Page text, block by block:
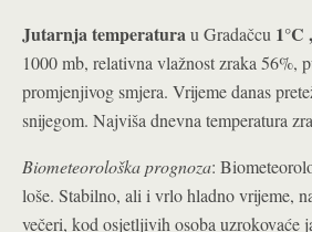
Jutarnja temperaturau Gradačcu 1°C ,
1000 mb, relativna vlažnost zraka 56%,
promjenjivog smjera. Vrijeme danas
snijegom. Najviša dnevna temperatura
Biometeorološka prognoza:
loše. Stabilno, ali i vrlo hladno vrijeme,
večeri, kod osjetljivih osoba uzrokovaće